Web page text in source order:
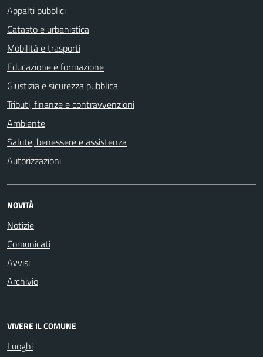
Appalti pubblici
Catasto e urbanistica
Mobilità e trasporti
Educazione e formazione
Giustizia e sicurezza pubblica
Tributi, finanze e contravvenzioni
Ambiente
Salute, benessere e assistenza
Autorizzazioni
NOVITÀ
Notizie
Comunicati
Avvisi
Archivio
VIVERE IL COMUNE
Luoghi